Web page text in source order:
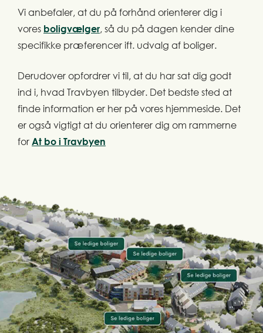
Vi anbefaler, at du på forhånd orienterer dig i
vores boligvælger, så du på dagen kender dine
specifikke præferencer ift. udvalg af boliger.
Derudover opfordrer vi til, at du har sat dig godt
ind i, hvad Travbyen tilbyder. Det bedste sted at
finde information er her på vores hjemmeside. Det
er også vigtigt at du orienterer dig om rammerne
for At bo i Travbyen